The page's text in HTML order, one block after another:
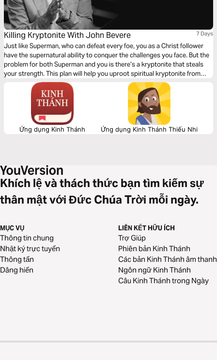
Killing Kryptonite With John Bevere 7 Days
Just like Superman, who can defeat every foe, you as a Christ follower
have the supernatural ability to conquer the challenges you face. But the
problem for both Superman and you is there’s a kryptonite that steals
your strength. This plan will help you uproot spiritual kryptonite from
your life, so you can fulfill your God-given potential and embrace a life
without limitations.
Ứng dụng Kinh Thánh Ứng dụng Kinh Thánh Thiếu Nhi
Khích lệ và thách thức bạn tìm kiếm sự
thân mật với Đức Chúa Trời mỗi ngày.
MỤC VỤ
Thông tin chung
Nhật ký trực tuyến
Thông tấn
Dâng hiến
LIÊN KẾT HỮU ÍCH
Trợ Giúp
Phiên bản Kinh Thánh
Các bản Kinh Thánh âm thanh
Ngôn ngữ Kinh Thánh
Câu Kinh Thánh trong Ngày